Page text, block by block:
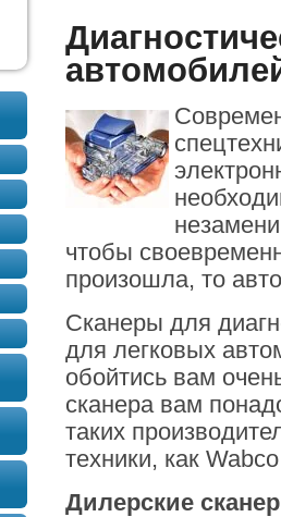
чтобы
произошла, то
Сканеры для
для легковых
обойтись вам
сканера вам
таких
техники, как
Дилерские